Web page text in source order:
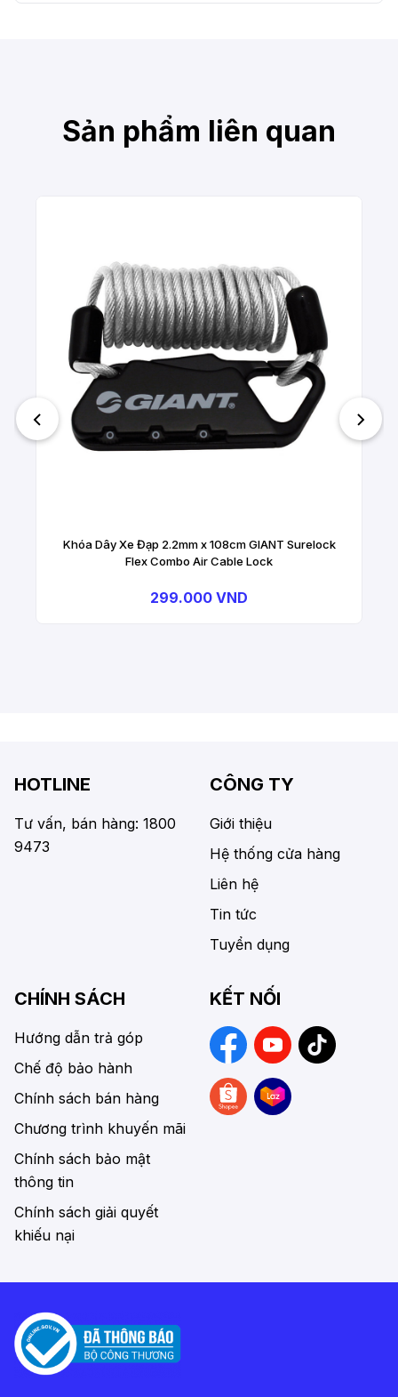
Sản phẩm liên quan
Khóa Dây Xe Đạp 2.2mm x 108cm GIANT Surelock
Flex Combo Air Cable Lock
299.000 VND
HOTLINE
Tư vấn, bán hàng: 1800
9473
CÔNG TY
Giới thiệu
Hệ thống cửa hàng
Liên hệ
Tin tức
Tuyển dụng
CHÍNH SÁCH
Hướng dẫn trả góp
Chế độ bảo hành
Chính sách bán hàng
Chương trình khuyến mãi
Chính sách bảo mật
thông tin
Chính sách giải quyết
khiếu nại
KẾT NỐI